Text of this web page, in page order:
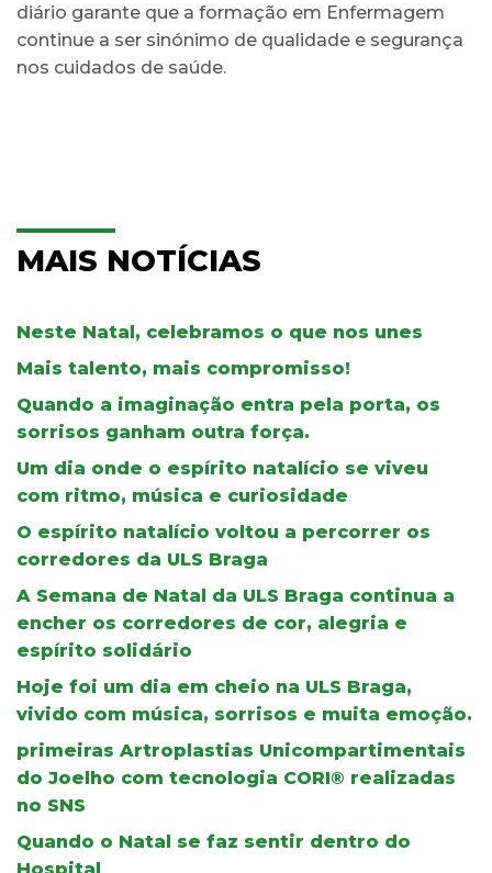
diário garante que a formação em Enfermagem
continue a ser sinónimo de qualidade e segurança
nos cuidados de saúde.
MAIS NOTÍCIAS
Neste Natal, celebramos o que nos unes
Mais talento, mais compromisso!
Quando a imaginação entra pela porta, os
sorrisos ganham outra força.
Um dia onde o espírito natalício se viveu
com ritmo, música e curiosidade
O espírito natalício voltou a percorrer os
corredores da ULS Braga
A Semana de Natal da ULS Braga continua a
encher os corredores de cor, alegria e
espírito solidário
Hoje foi um dia em cheio na ULS Braga,
vivido com música, sorrisos e muita emoção.
primeiras Artroplastias Unicompartimentais
do Joelho com tecnologia CORI® realizadas
no SNS
Quando o Natal se faz sentir dentro do
Hospital